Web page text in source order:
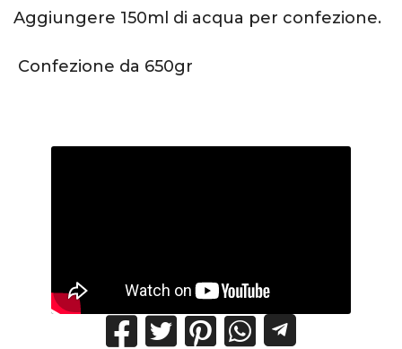
Aggiungere 150ml di acqua per confezione.
Confezione da 650gr